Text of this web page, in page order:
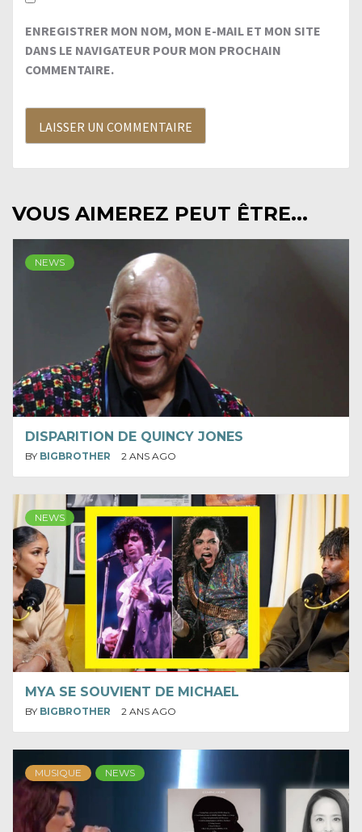
ENREGISTRER MON NOM, MON E-MAIL ET MON SITE
DANS LE NAVIGATEUR POUR MON PROCHAIN
COMMENTAIRE.
VOUS AIMEREZ PEUT ÊTRE...
NEWS
DISPARITION DE QUINCY JONES
BY BIGBROTHER 2 ANS AGO
NEWS
MYA SE SOUVIENT DE MICHAEL
BY BIGBROTHER 2 ANS AGO
MUSIQUE NEWS